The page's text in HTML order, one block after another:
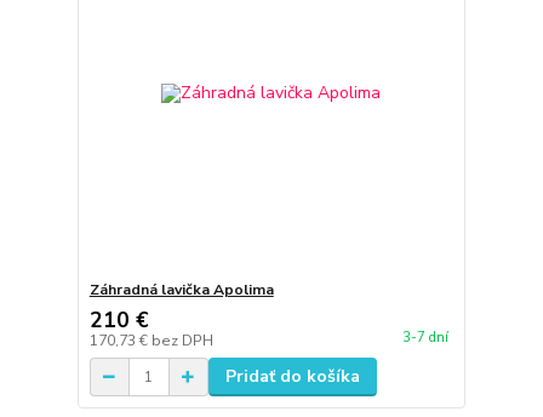
Záhradná lavička Apolima
210 €
170,73 € bez DPH 3-7 dní
Pridať do košíka